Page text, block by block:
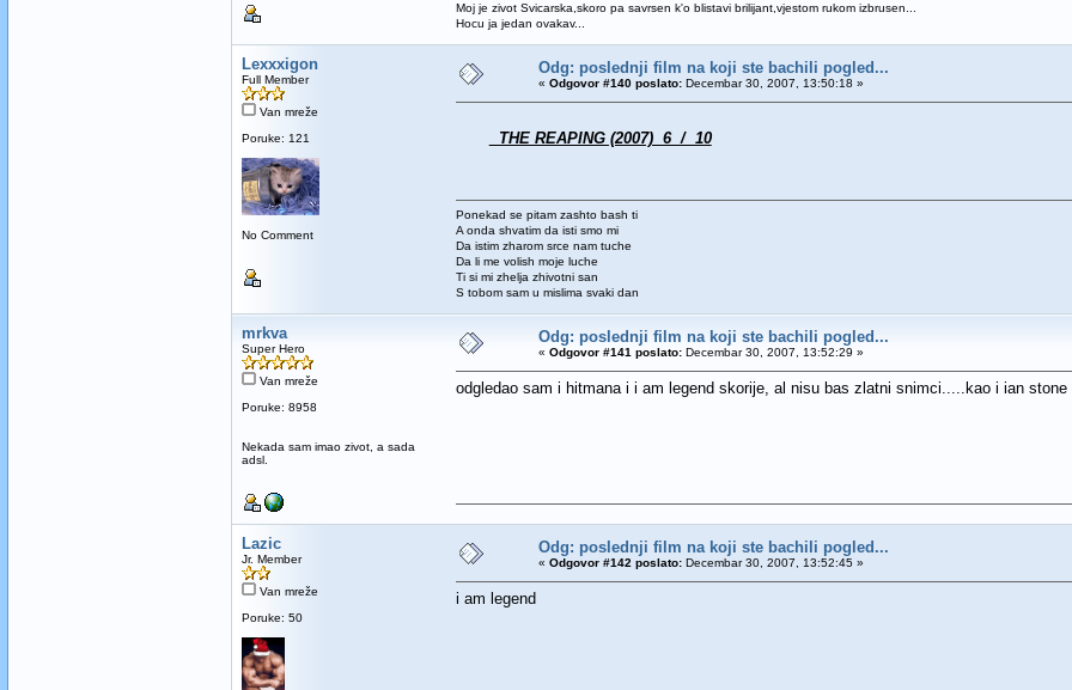
Moj je zivot Svicarska,skoro pa savrsen k'o blistavi brilijant,vjestom rukom izbrusen...
Hocu ja jedan ovakav...
Lexxxigon
Full Member
Van mreže
Poruke: 121
No Comment
Odg: poslednji film na koji ste bachili pogled...
« Odgovor #140 poslato:Decembar 30, 2007, 13:50:18 »
THE REAPING (2007) 6 / 10
Ponekad se pitam zashto bash ti
A onda shvatim da isti smo mi
Da istim zharom srce nam tuche
Da li me volish moje luche
Ti si mi zhelja zhivotni san
S tobom sam u mislima svaki dan
mrkva
Super Hero
Van mreže
Poruke: 8958
Nekada sam imao zivot, a sada
adsl.
Odg: poslednji film na koji ste bachili pogled...
« Odgovor #141 poslato:Decembar 30, 2007, 13:52:29 »
odgledao sam i hitmana i i am legend skorije, al nisu bas zlatni snimci.....kao i ian
Lazic
Jr. Member
Van mreže
Poruke: 50
Odg: poslednji film na koji ste bachili pogled...
« Odgovor #142 poslato:Decembar 30, 2007, 13:52:45 »
i am legend